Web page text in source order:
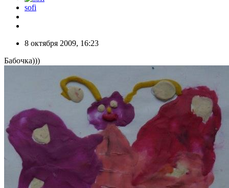
sofi
8 октября 2009, 16:23
Бабочка)))